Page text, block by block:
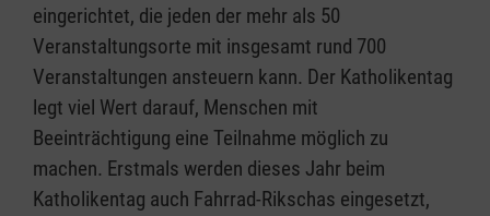
eingerichtet, die jeden der mehr als 50
Veranstaltungsorte mit insgesamt rund 700
Veranstaltungen ansteuern kann. Der Katholikentag
legt viel Wert darauf, Menschen mit
Beeinträchtigung eine Teilnahme möglich zu
machen. Erstmals werden dieses Jahr beim
Katholikentag auch Fahrrad-Rikschas eingesetzt,